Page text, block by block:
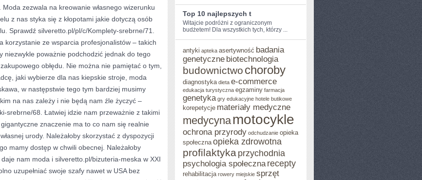
KAŻDEGO
PRZEKONUJE
O
KILKANAŚCIE
TYSIĘCY
zezwala na kreowanie własnego wizerunku
z nas styka się z kłopotami jakie dotyczą osób
Sprawdź silveretto.pl/pl/c/Komplety-srebrne/71.
korzystanie ze wsparcia profesjonalistów – takich
niezwykle poważnie podchodzić jednak do tego
obłędu. Nie można nie pamiętać o tym,
jaki wybierze dla nas kiepskie stroje, moda
w następstwie tego tym bardziej musimy
na nas zależy i nie będą nam źle życzyć –
srebrne/68. Łatwiej idzie nam przeważnie z takimi
znaczenie ma to co nam się realnie
urody. Należałoby skorzystać z dyspozycji
mamy dostęp w chwili obecnej. Należałoby
nam moda i silveretto.pl/bizuteria-meska w XXI
uzupełniać swoje szafy nawet w USA bez
Top 10 najlepszych t
Witajcie podróżni z ograniczonym
budżetem!‌ Dla wszystkich tych, którzy ...
antyki apteka asertywność badania
genetyczne biotechnologia
budownictwo choroby
diagnostyka dieta e-commerce
edukacja turystyczna egzaminy farmacja
genetyka gry edukacyjne hotele butikowe
korepetycje materiały medyczne
medycyna motocykle
ochrona przyrody odchudzanie opieka
społeczna opieka zdrowotna
profilaktyka przychodnia
psychologia społeczna recepty
rehabilitacja rowery miejskie sprzęt